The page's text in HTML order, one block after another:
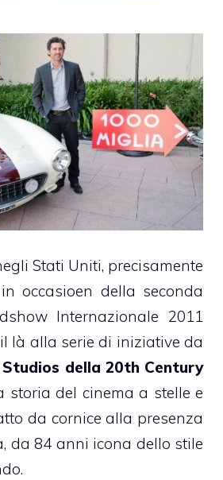
Stati Uniti, precisamente
occasioen della seconda
Internazionale 2011
là alla serie di iniziative da
Studios della 20th Century
storia del cinema a stelle e
da cornice alla presenza
da 84 anni icona dello stile